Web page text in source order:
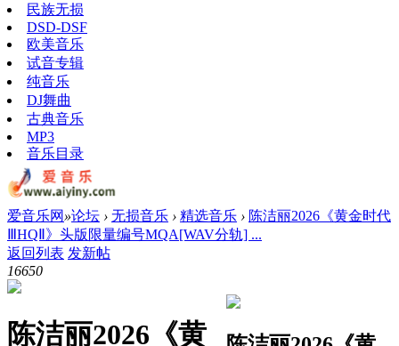
民族无损
DSD-DSF
欧美音乐
试音专辑
纯音乐
DJ舞曲
古典音乐
MP3
音乐目录
爱音乐网 »论坛 › 无损音乐 › 精选音乐 › 陈洁丽2026《黄金时代
ⅢHQⅡ》头版限量编号MQA[WAV分轨] ...
返回列表 发新帖
16650
陈洁丽2026《黄